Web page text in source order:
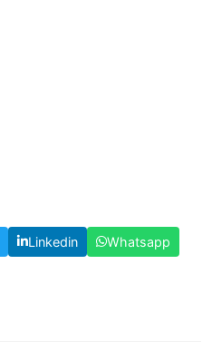
Linkedin
Whatsapp